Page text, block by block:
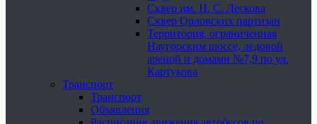
Сквер им. Н. С. Лескова
Сквер Орловских партизан
Территория, ограниченная
Наугорским шоссе, ледовой
ареной и домами №7,9 по ул.
Картукова
Транспорт
Транспорт
Объявления